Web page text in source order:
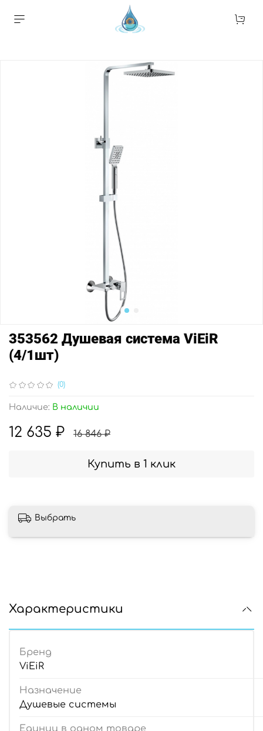
(0)
Наличие: В наличии
353562 Душевая система ViEiR
(4/1шт)
12 635 ₽ 16 846 ₽
Купить в 1 клик
Выбрать
Характеристики
Бренд
ViEiR
Назначение
Душевые системы
Единиц в одном товаре